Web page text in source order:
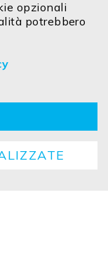
privacy
GmbH All
opzionali
potrebbero